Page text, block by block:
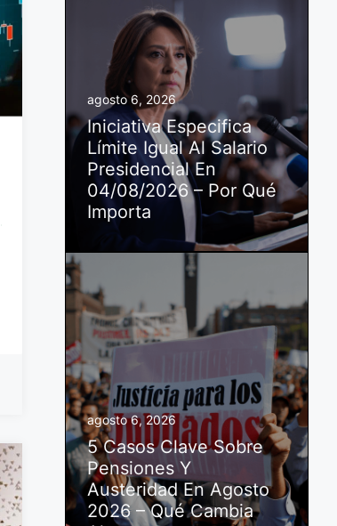
agosto 6, 2026
Iniciativa Especifica
Límite Igual Al Salario
Presidencial En
04/08/2026 – Por Qué
Importa
agosto 6, 2026
5 Casos Clave Sobre
Pensiones Y
Austeridad En Agosto
2026 – Qué Cambia